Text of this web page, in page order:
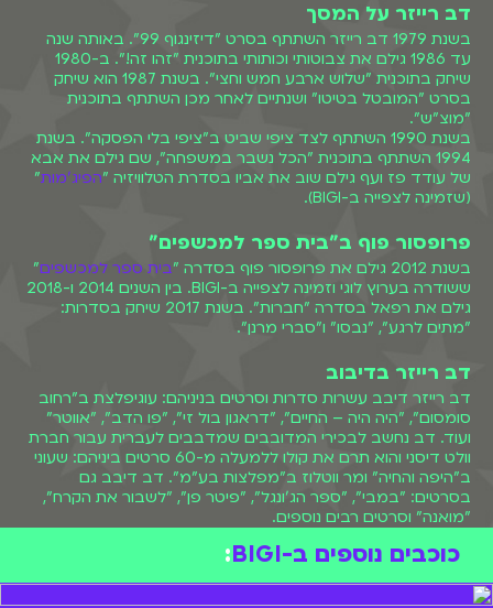
דב רייזר על המסך
בשנת 1979 דב רייזר השתתף בסרט "דיזינגוף 99". באותה שנה
עד 1986 גילם את צבוטותי וכותותי בתוכנית "זהו זה!". ב-1980
שיחק בתוכנית "שלוש ארבע חמש וחצי". בשנת 1987 הוא שיחק
בסרט "המובטל בטיטו" ושנתיים לאחר מכן השתתף בתוכנית
"מוצ"ש".
בשנת 1990 השתתף לצד ציפי שביט ב"ציפי בלי הפסקה". בשנת
1994 השתתף בתוכנית "הכל נשבר במשפחה", שם גילם את אבא
של עודד פז ועף גילם שוב את אביו בסדרת הטלוויזיה "הפיג'מות"
(שזמינה לצפייה ב-BIGI).
פרופסור פוף ב"בית ספר למכשפים"
בשנת 2012 גילם את פרופסור פוף בסדרה " בית ספר למכשפים"
ששודרה בערוץ לוגי וזמינה לצפייה ב-BIGI. בין השנים 2014 ו-2018
גילם את רפאל בסדרה "חברות". בשנת 2017 שיחק בסדרות:
"מתים לרגע", "נבסו" ו"סברי מרנן".
דב רייזר בדיבוב
דב רייזר דיבב עשרות סדרות וסרטים בניניהם: עוגיפלצת ב"רחוב
סומסום", "היה היה – החיים", "דראגון בול זי", "פו הדב", "אווטר"
ועוד. דב נחשב לבכירי המדובבים שמדבבים לעברית עבור חברת
וולט דיסני והוא תרם את קולו ללמעלה מ-60 סרטים ביניהם: שעוני
ב"היפה והחיה" ומר ווטלוז ב"מפלצות בע"מ". דב דיבב גם
בסרטים: "במבי", "ספר הג'ונגל", "פיטר פן", "לשבור את הקרח",
"מואנה" וסרטים רבים נוספים.
כוכבים נוספים ב-BIGI :